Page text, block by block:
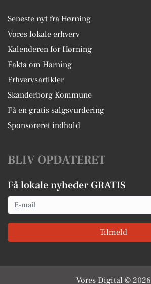
Seneste nyt fra Hørning
Vores lokale erhverv
Kalenderen for Hørning
Fakta om Hørning
Erhvervsartikler
Skanderborg Kommune
Få en gratis salgsvurdering
Sponsoreret indhold
BLIV OPDATERET
Få lokale nyheder GRATIS
Email
Tilmeld
Vores Digital © 2026